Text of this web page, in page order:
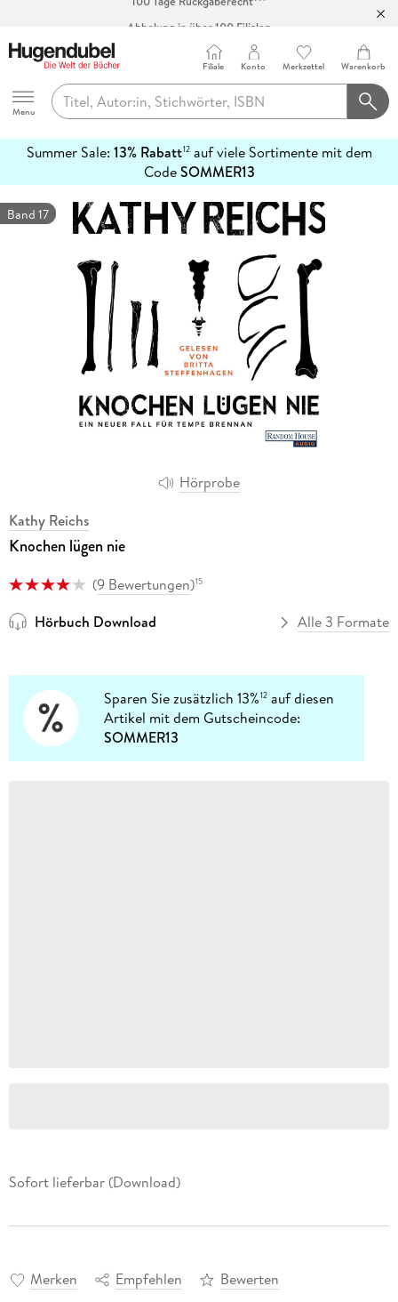
Abholung in über 100 Filialen
Hugendubel
Menu
Filiale Konto Merkzettel Warenkorb
Summer Sale: 13% Rabatt12auf viele Sortimente mit dem
CodeSOMMER13
erfahren
Hörprobe
Band 17
Kathy Reichs
Knochen lügen nie
(9 Bewertungen)15
Hörbuch Download Alle 3 Formate
Sparen Sie zusätzlich 13%12 auf diesen
Artikel mit dem Gutscheincode:
SOMMER13
Sofort lieferbar (Download)
Merken Empfehlen Bewerten